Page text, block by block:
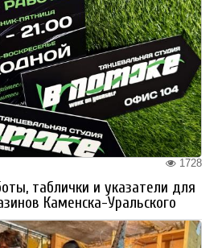
1728
таблички и указатели для
Каменска-Уральского